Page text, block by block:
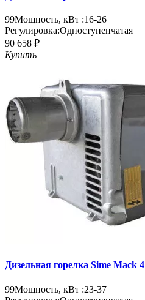
99Мощность, кВт :16-26
Регулировка:Одноступенчатая
90 658 ₽
Купить
Дизельная горелка Sime Mack 4
99Мощность, кВт :23-37